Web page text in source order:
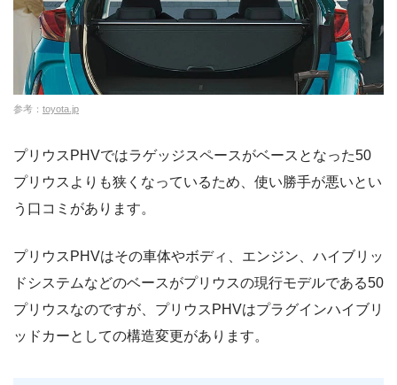
参考： toyota.jp
プリウスPHVではラゲッジスペースがベースとなった50
プリウスよりも狭くなっているため、使い勝手が悪いとい
う口コミがあります。
プリウスPHVはその車体やボディ、エンジン、ハイブリッ
ドシステムなどのベースがプリウスの現行モデルである50
プリウスなのですが、プリウスPHVはプラグインハイブリ
ッドカーとしての構造変更があります。